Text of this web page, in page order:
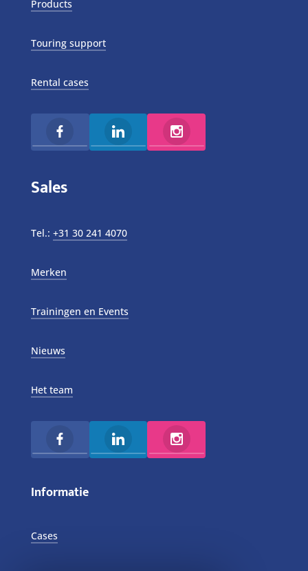
Products
Touring support
Rental cases
Sales
Tel.: +31 30 241 4070
Merken
Trainingen en Events
Nieuws
Het team
Informatie
Cases